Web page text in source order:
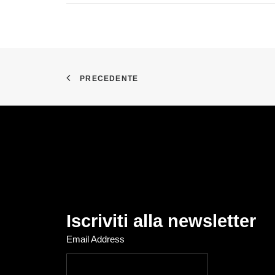
PRECEDENTE
Iscriviti alla newsletter
Email Address